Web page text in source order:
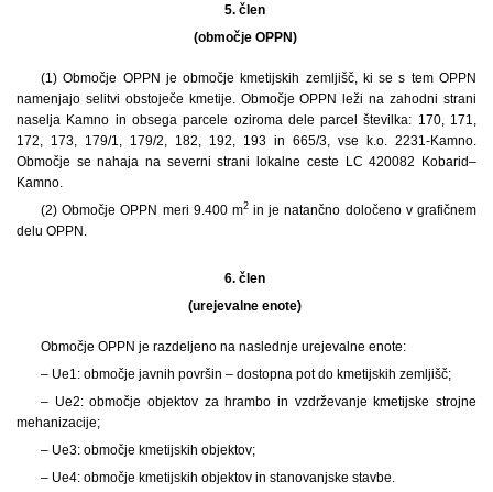
5. člen
(območje OPPN)
(1) Območje OPPN je območje kmetijskih zemljišč, ki se s tem OPPN
namenjajo selitvi obstoječe kmetije. Območje OPPN leži na zahodni strani
naselja Kamno in obsega parcele oziroma dele parcel številka: 170, 171,
172, 173, 179/1, 179/2, 182, 192, 193 in 665/3, vse k.o. 2231-Kamno.
Območje se nahaja na severni strani lokalne ceste LC 420082 Kobarid–
Kamno.
(2) Območje OPPN meri 9.400 m2in je natančno določeno v grafičnem
delu OPPN.
6. člen
(urejevalne enote)
Območje OPPN je razdeljeno na naslednje urejevalne enote:
– Ue1: območje javnih površin – dostopna pot do kmetijskih zemljišč;
– Ue2: območje objektov za hrambo in vzdrževanje kmetijske strojne
mehanizacije;
– Ue3: območje kmetijskih objektov;
– Ue4: območje kmetijskih objektov in stanovanjske stavbe.